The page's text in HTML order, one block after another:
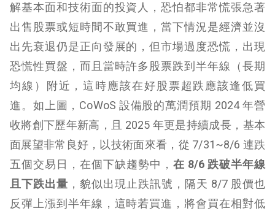
解基本面和技術面的投資人，恐怕都非常慌張急著
出售股票或短時間不敢買進，當下情況是經濟並沒
出先衰退仍是正向發展的，但市場過度恐慌，出現
恐慌性買盤，而且當時許多股票跌到半年線（長期
均線）附近，這時應該在好股票超跌應該逢低買
進。如上圖，CoWoS 設備股的萬潤預期 2024 年營
收將創下歷年新高，且 2025 年更是持續成長，基本
面展望非常良好，以技術面來看，從 7/31~8/6 連跌
五個交易日，在個下缺趨勢中， 在 8/6 跌破半年線
且下跌出量 ，貌似出現止跌訊號，隔天 8/7 股價也
反彈上漲到半年線，這時若買進，將會買在相對低